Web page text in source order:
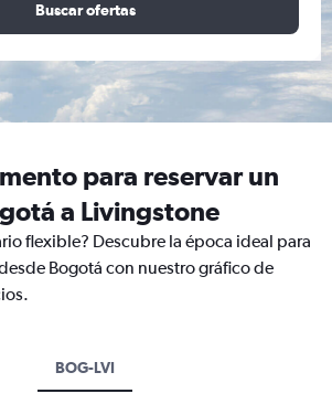
Buscar ofertas
para reservar un
a Livingstone
flexible? Descubre la época ideal para
Bogotá con nuestro gráfico de
BOG-LVI